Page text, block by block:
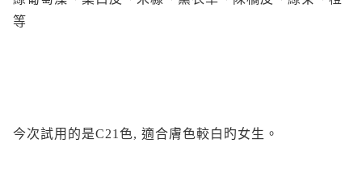
等
今次試用的是C21色, 適合膚色較白旳女生。